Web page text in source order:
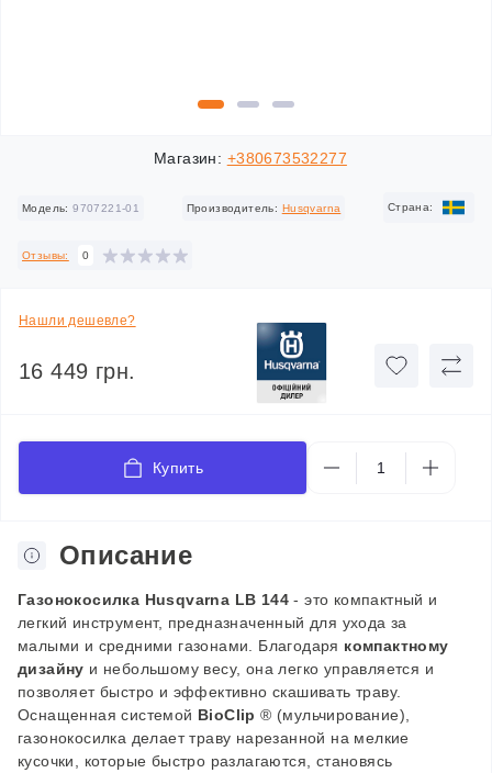
Магазин: +380673532277
Модель: 9707221-01 Производитель: Husqvarna Cтрана:
Отзывы: 0
Нашли дешевле?
16 449 грн.
Купить
Описание
Газонокосилка Husqvarna LB 144 - это компактный и
легкий инструмент, предназначенный для ухода за
малыми и средними газонами. Благодаря компактному
дизайну и небольшому весу, она легко управляется и
позволяет быстро и эффективно скашивать траву.
Оснащенная системой BioClip ® (мульчирование),
газонокосилка делает траву нарезанной на мелкие
кусочки, которые быстро разлагаются, становясь